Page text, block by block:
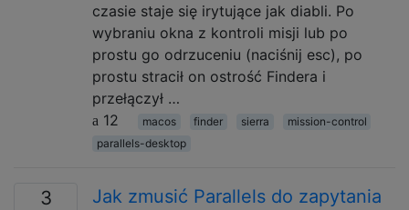
czasie staje się irytujące jak diabli. Po
wybraniu okna z kontroli misji lub po
prostu go odrzuceniu (naciśnij esc), po
prostu stracił on ostrość Findera i
przełączył …
12
macos finder sierra
mission-control
parallels-desktop
3
Jak zmusić Parallels do zapytania